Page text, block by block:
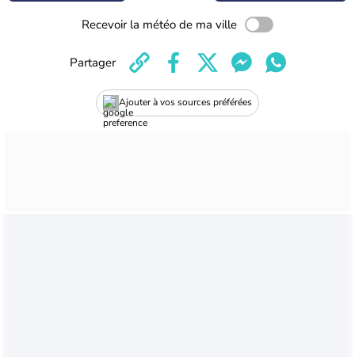
Recevoir la météo de ma ville
Ajouter à vos sources préférées
Partager